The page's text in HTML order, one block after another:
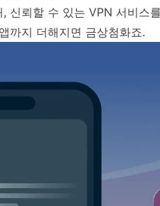
신뢰할 수 있는 VPN 서비스
까지 더해지면 금상첨화죠.